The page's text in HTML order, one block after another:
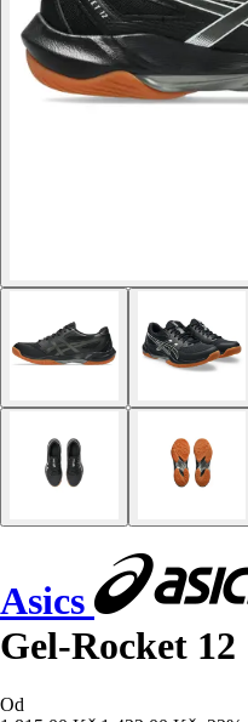
Asics
Gel-Rocket 12
Od